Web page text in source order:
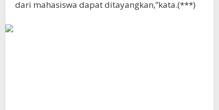
dari mahasiswa dapat ditayangkan,”kata.(***)